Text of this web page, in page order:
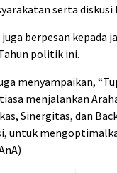
serta
juga berpesan
politik ini.
menyampaikan,
menjalankan
Sinergitas, dan
untuk